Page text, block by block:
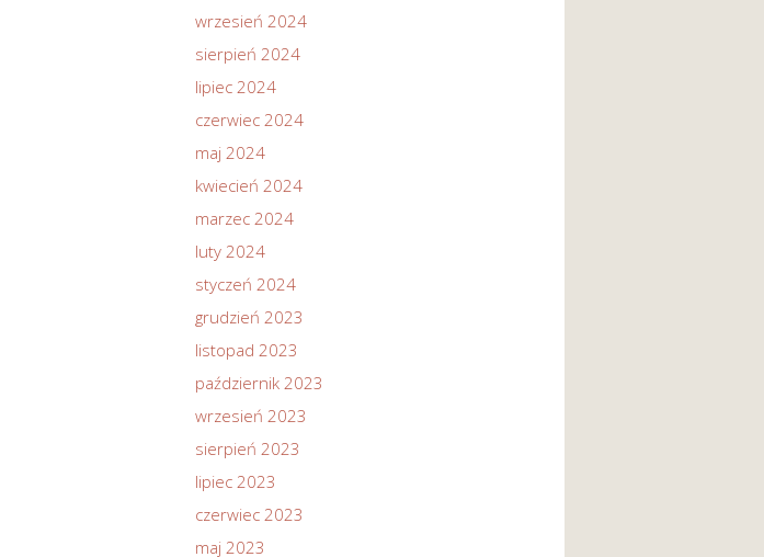
wrzesień 2024
sierpień 2024
lipiec 2024
czerwiec 2024
maj 2024
kwiecień 2024
marzec 2024
luty 2024
styczeń 2024
grudzień 2023
listopad 2023
październik 2023
wrzesień 2023
sierpień 2023
lipiec 2023
czerwiec 2023
maj 2023